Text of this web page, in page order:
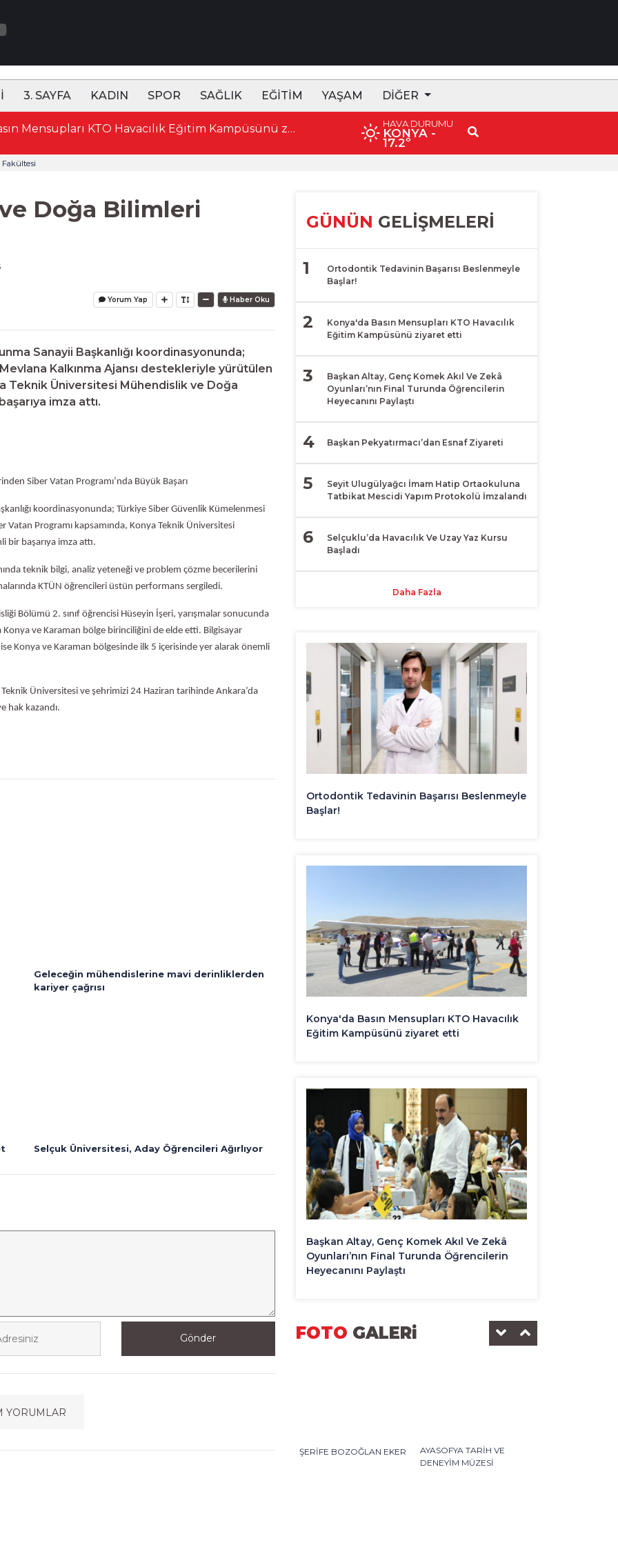
3. SAYFA KADIN SPOR SAĞLIK EĞİTİM YAŞAM DIĞER
15:52 Konya'da Basın Mensupları KTO Havacılık Eğitim Kampüsünü ziyaret etti HAVA DURUMU
KONYA -
17.2º
Doğa Bilimleri
Yorum Yap Haber Oku
Sanayii Başkanlığı koordinasyonunda;
Kalkınma Ajansı destekleriyle yürütülen
Teknik Üniversitesi Mühendislik ve Doğa
imza attı.
Siber Vatan Programı’nda Büyük Başarı
koordinasyonunda; Türkiye Siber Güvenlik Kümelenmesi
Vatan Programı kapsamında, Konya Teknik Üniversitesi
bir başarıya imza attı.
teknik bilgi, analiz yeteneği ve problem çözme becerilerini
KTÜN öğrencileri üstün performans sergiledi.
Bölümü 2. sınıf öğrencisi Hüseyin İşeri, yarışmalar sonucunda
Konya ve Karaman bölge birinciliğini de elde etti. Bilgisayar
Konya ve Karaman bölgesinde ilk 5 içerisinde yer alarak önemli
Üniversitesi ve şehrimizi 24 Haziran tarihinde Ankara’da
hak kazandı.
Geleceğin mühendislerine mavi derinliklerden
kariyer çağrısı
Selçuk Üniversitesi, Aday Öğrencileri Ağırlıyor
Gönder
YORUMLAR
GÜNÜN GELİŞMELERİ
1
Ortodontik Tedavinin Başarısı Beslenmeyle
Başlar!
2
Konya'da Basın Mensupları KTO Havacılık
Eğitim Kampüsünü ziyaret etti
3
Başkan Altay, Genç Komek Akıl Ve Zekâ
Oyunları’nın Final Turunda Öğrencilerin
Heyecanını Paylaştı
4 Başkan Pekyatırmacı’dan Esnaf Ziyareti
5
Seyit Ulugülyağcı İmam Hatip Ortaokuluna
Tatbikat Mescidi Yapım Protokolü İmzalandı
6
Selçuklu’da Havacılık Ve Uzay Yaz Kursu
Başladı
Daha Fazla
Ortodontik Tedavinin Başarısı Beslenmeyle
Başlar!
Konya'da Basın Mensupları KTO Havacılık
Eğitim Kampüsünü ziyaret etti
Başkan Altay, Genç Komek Akıl Ve Zekâ
Oyunları’nın Final Turunda Öğrencilerin
Heyecanını Paylaştı
FOTO GALERi
ŞERİFE BOZOĞLAN EKER
AYASOFYA TARİH VE
DENEYİM MÜZESİ